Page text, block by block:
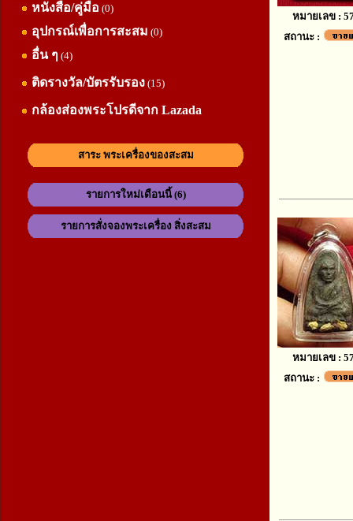
หนังสือ/คู่มือ (0)
อุปกรณ์เพื่อการสะสม (0)
อื่น ๆ (4)
ติดรางวัล/บัตรรับรอง (15)
กล้องส่องพระโปรดีจาก Lazada
สาระ พระเครื่องของสะสม
รายการใหม่เดือนนี้ (6)
รายการสั่งจองพระเครื่อง สิ่งสะสม
หมายเลข :
สถานะ :
หมายเลข :
สถานะ :